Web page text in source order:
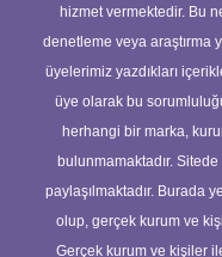
hizmet vermektedir. Bu
denetleme veya araştırma
üyelerimiz yazdıkları
üye olarak bu
herhangi bir marka,
bulunmamaktadır. Sitede
paylaşılmaktadır. Burada
olup, gerçek kurum ve
Gerçek kurum ve kişiler